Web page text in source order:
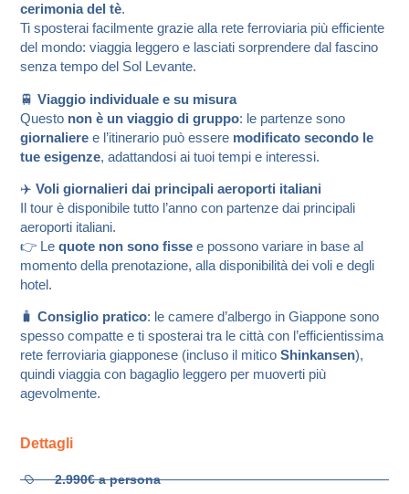
cerimonia del tè.
Ti sposterai facilmente grazie alla rete ferroviaria più efficiente
del mondo: viaggia leggero e lasciati sorprendere dal fascino
senza tempo del Sol Levante.
🚆Viaggio individuale e su misura
Questo non è un viaggio di gruppo: le partenze sono
giornaliere e l’itinerario può essere modificato secondo le
tue esigenze, adattandosi ai tuoi tempi e interessi.
✈️Voli giornalieri dai principali aeroporti italiani
Il tour è disponibile tutto l’anno con partenze dai principali
aeroporti italiani.
👉 Lequote non sono fisse e possono variare in base al
momento della prenotazione, alla disponibilità dei voli e degli
hotel.
🧳Consiglio pratico: le camere d’albergo in Giappone sono
spesso compatte e ti sposterai tra le città con l’efficientissima
rete ferroviaria giapponese (incluso il miticoShinkansen),
quindi viaggia con bagaglio leggero per muoverti più
agevolmente.
Dettagli
2.990€ a persona